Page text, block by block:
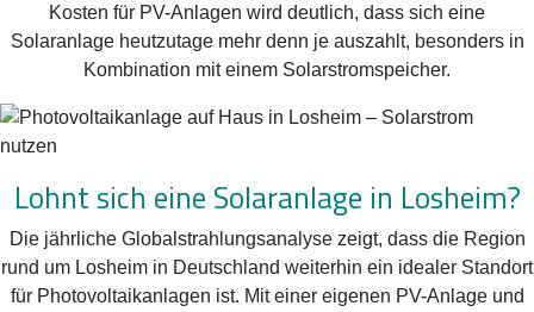
Kosten für PV-Anlagen wird deutlich, dass sich eine
Solaranlage heutzutage mehr denn je auszahlt, besonders in
Kombination mit einem Solarstromspeicher.
Lohnt sich eine Solaranlage in Losheim?
Die jährliche Globalstrahlungsanalyse zeigt, dass die Region
rund um Losheim in Deutschland weiterhin ein idealer Standort
für Photovoltaikanlagen ist. Mit einer eigenen PV-Anlage und